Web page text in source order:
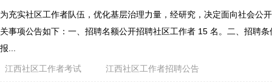
为充实社区工作者队伍，优化基层治理力量，经研究，决定面向社会公
关事项公告如下：一、招聘名额公开招聘社区工作者 15 名。二、招聘
报...
江西社区工作者考试 江西社区工作者招聘公告